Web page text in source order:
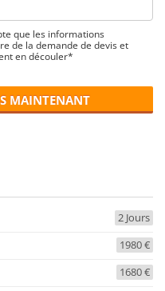
que les informations
de la demande de devis et
en découler*
MAINTENANT
2 Jours
1980 €
1680 €